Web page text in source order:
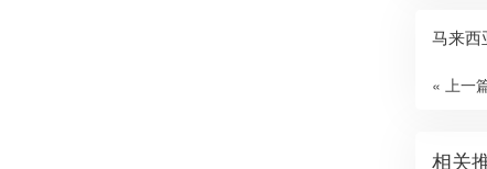
马来西
« 上一
相关